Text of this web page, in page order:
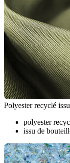
Polyester recyclé
polyester
issu de